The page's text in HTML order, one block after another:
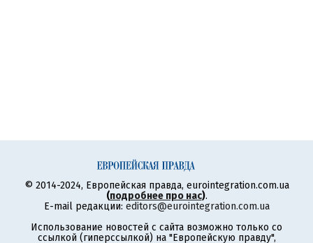
© 2014-2024, Европейская правда, eurointegration.com.ua
(подробнее про нас).
E-mail редакции: editors@eurointegration.com.ua
Использование новостей с сайта возможно только со
ссылкой (гиперссылкой) на "Европейскую правду",